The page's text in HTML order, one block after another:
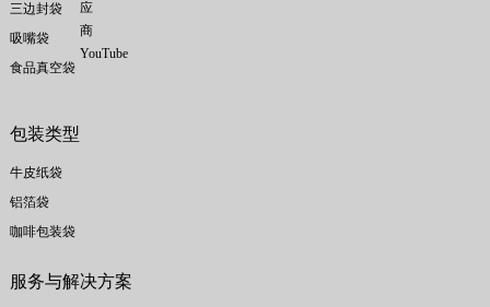
三边封袋
吸嘴袋
食品真空袋
包装类型
牛皮纸袋
铝箔袋
咖啡包装袋
服务与解决方案